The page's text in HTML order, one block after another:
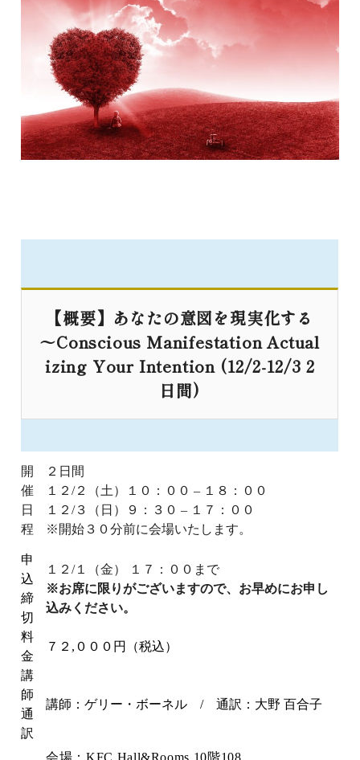
【概要】あなたの意図を現実化する
〜Conscious Manifestation Actual
izing Your Intention (12/2-12/3 2
日間)
開
催
日
程
２日間
１２/２（土）１０：００ – １８：００
１２/３（日）９：３０ – １７：００
※開始３０分前に会場いたします。
申
込
締
切
１２/１（金） １７：００まで
※お席に限りがございますので、お早めにお申し
込みください。
料
金
７２,０００円（税込）
講
師
通
訳
講師：ゲリー・ボーネル / 通訳：大野 百合子
会場：KFC Hall&Rooms 10階108